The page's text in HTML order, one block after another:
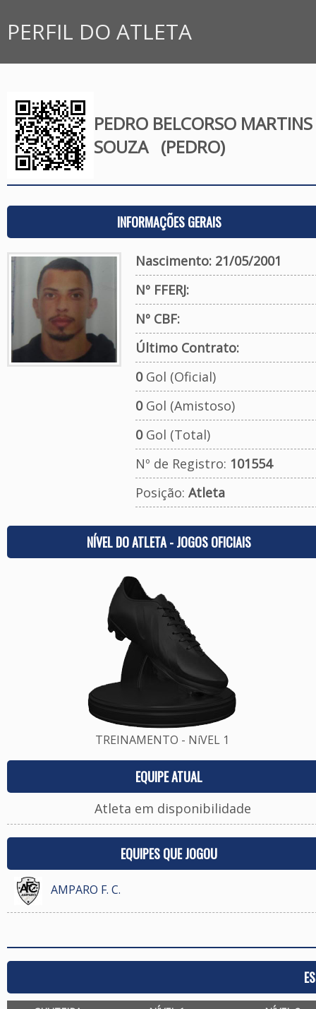
PERFIL DO ATLETA
PEDRO BELCORSO
SOUZA (PEDRO)
INFORMAÇÕES GERAIS
Nascimento: 21/05/2001
Nº FFERJ:
Nº CBF:
Último Contrato:
0Gol (Oficial)
0Gol (Amistoso)
0Gol (Total)
Nº de Registro: 101554
Posição: Atleta
NÍVEL DO ATLETA - JOGOS OFICIAIS
TREINAMENTO - NíVEL 1
EQUIPE ATUAL
Atleta em disponibilidade
EQUIPES QUE JOGOU
AMPARO F. C.